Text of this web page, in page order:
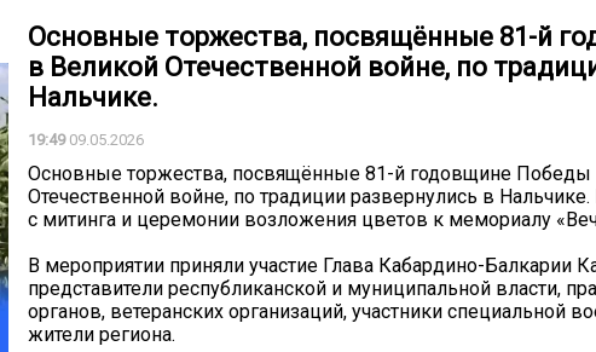
Основные торжества, посвящённые 81-й
в Великой Отечественной войне, по
Нальчике.
19:4909.05.2026
Основные торжества, посвящённые 81-й годовщине Победы
Отечественной войне, по традиции развернулись в
с митинга и церемонии возложения цветов к мемориалу
В мероприятии приняли участие Глава Кабардино-Балкарии
представители республиканской и муниципальной власти,
органов, ветеранских организаций, участники специальной
жители региона.